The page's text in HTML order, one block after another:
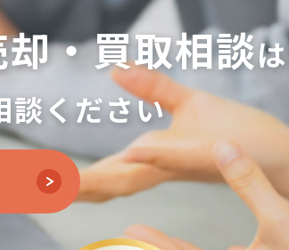
・買取相談は
談ください